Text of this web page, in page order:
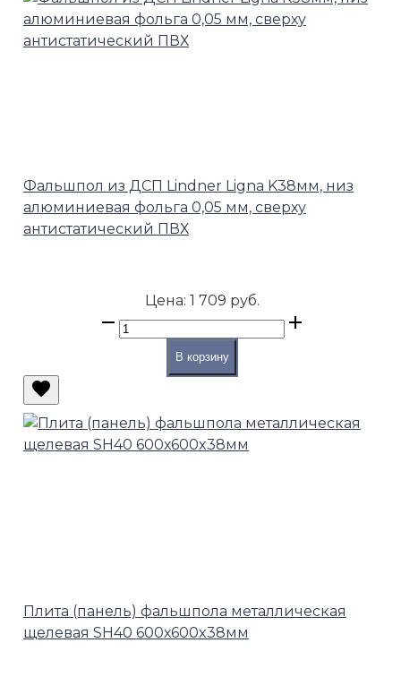
Фальшпол из ДСП Lindner Ligna K38мм, низ
алюминиевая фольга 0,05 мм, сверху
антистатический ПВХ
Цена: 1 709 руб.
В корзину
Плита (панель) фальшпола металлическая
щелевая SH40 600х600x38мм